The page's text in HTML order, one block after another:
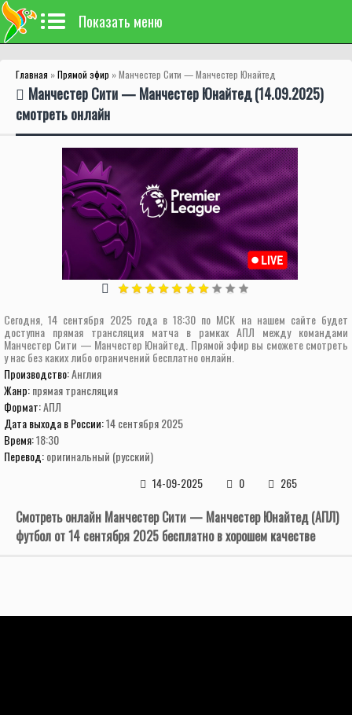
Показать меню
Главная »Прямой эфир » Манчестер Сити — Манчестер Юнайтед
Манчестер Сити — Манчестер Юнайтед (14.09.2025)
смотреть онлайн
Сегодня, 14 сентября 2025 года в 18:30 по МСК на нашем сайте будет
доступна прямая трансляция матча в рамках АПЛ между командами
Манчестер Сити — Манчестер Юнайтед. Прямой эфир вы сможете смотреть
у нас без каких либо ограничений бесплатно онлайн.
Производство:Англия
Жанр:прямая трансляция
Формат:АПЛ
Дата выхода в России:14 сентября 2025
Время:18:30
Перевод:оригинальный (русский)
14-09-2025
0 265
Смотреть онлайн Манчестер Сити — Манчестер Юнайтед (АПЛ)
футбол от 14 сентября 2025 бесплатно в хорошем качестве